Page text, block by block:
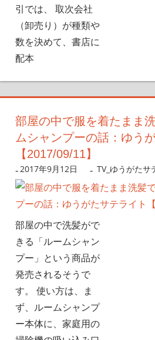
引では、 取次会社
（卸売り）が種類や
数を決めて、書店に
配本
部屋の中で服を着たまま
ムシャンプーの話：ゆう
【2017/09/11】
2017年9月12日 nanigoto
TV_ゆうがたサ
部屋の中で洗髪がで
きる「ルームシャン
プー」という商品が
発売されるそうで
す。 使い方は、ま
ず、ルームシャンプ
ー本体に、家庭用の